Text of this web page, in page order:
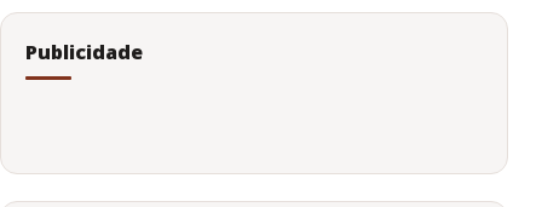
Publicidade